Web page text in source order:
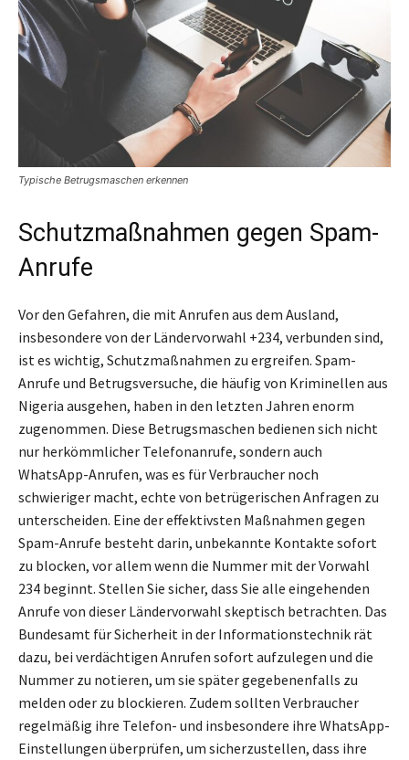
Typische Betrugsmaschen erkennen
Schutzmaßnahmen gegen Spam-
Anrufe
Vor den Gefahren, die mit Anrufen aus dem Ausland,
insbesondere von der Ländervorwahl +234, verbunden sind,
ist es wichtig, Schutzmaßnahmen zu ergreifen. Spam-
Anrufe und Betrugsversuche, die häufig von Kriminellen aus
Nigeria ausgehen, haben in den letzten Jahren enorm
zugenommen. Diese Betrugsmaschen bedienen sich nicht
nur herkömmlicher Telefonanrufe, sondern auch
WhatsApp-Anrufen, was es für Verbraucher noch
schwieriger macht, echte von betrügerischen Anfragen zu
unterscheiden. Eine der effektivsten Maßnahmen gegen
Spam-Anrufe besteht darin, unbekannte Kontakte sofort
zu blocken, vor allem wenn die Nummer mit der Vorwahl
234 beginnt. Stellen Sie sicher, dass Sie alle eingehenden
Anrufe von dieser Ländervorwahl skeptisch betrachten. Das
Bundesamt für Sicherheit in der Informationstechnik rät
dazu, bei verdächtigen Anrufen sofort aufzulegen und die
Nummer zu notieren, um sie später gegebenenfalls zu
melden oder zu blockieren. Zudem sollten Verbraucher
regelmäßig ihre Telefon- und insbesondere ihre WhatsApp-
Einstellungen überprüfen, um sicherzustellen, dass ihre